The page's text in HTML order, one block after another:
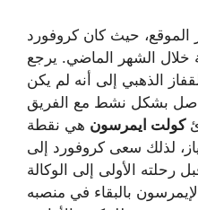
الموقع، حيث كان كروفورد
خلال الشهر الماضي. يرجع
الذهبي إلى أنه لم يكن
بشكل نشط مع الفريق
كولت ايمرسون هي نقطة
لذلك سعى كروفورد إلى
رحلته الأولى إلى الوكالة
بالبقاء في منصبه